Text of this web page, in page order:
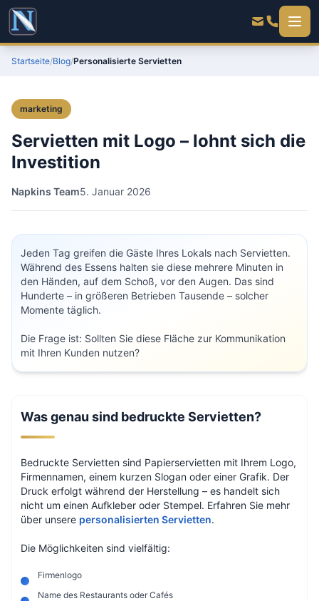
Startseite/Blog/Personalisierte Servietten
marketing
Servietten mit Logo – lohnt sich die
Investition
Napkins Team5. Januar 2026
Jeden Tag greifen die Gäste Ihres Lokals nach Servietten.
Während des Essens halten sie diese mehrere Minuten in
den Händen, auf dem Schoß, vor den Augen. Das sind
Hunderte – in größeren Betrieben Tausende – solcher
Momente täglich.
Die Frage ist: Sollten Sie diese Fläche zur Kommunikation
mit Ihren Kunden nutzen?
Was genau sind bedruckte Servietten?
Bedruckte Servietten sind Papierservietten mit Ihrem Logo,
Firmennamen, einem kurzen Slogan oder einer Grafik. Der
Druck erfolgt während der Herstellung – es handelt sich
nicht um einen Aufkleber oder Stempel. Erfahren Sie mehr
über unsere personalisierten Servietten.
Die Möglichkeiten sind vielfältig:
Firmenlogo
Name des Restaurants oder Cafés